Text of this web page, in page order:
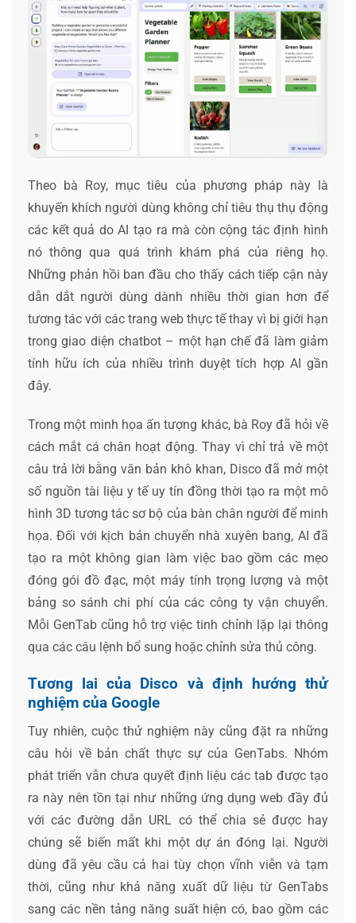
Theo bà Roy, mục tiêu của phương pháp này là
khuyến khích người dùng không chỉ tiêu thụ thụ động
các kết quả do AI tạo ra mà còn cộng tác định hình
nó thông qua quá trình khám phá của riêng họ.
Những phản hồi ban đầu cho thấy cách tiếp cận này
dẫn dắt người dùng dành nhiều thời gian hơn để
tương tác với các trang web thực tế thay vì bị giới hạn
trong giao diện chatbot – một hạn chế đã làm giảm
tính hữu ích của nhiều trình duyệt tích hợp AI gần
đây.
Trong một minh họa ấn tượng khác, bà Roy đã hỏi về
cách mắt cá chân hoạt động. Thay vì chỉ trả về một
câu trả lời bằng văn bản khô khan, Disco đã mở một
số nguồn tài liệu y tế uy tín đồng thời tạo ra một mô
hình 3D tương tác sơ bộ của bàn chân người để minh
họa. Đối với kịch bản chuyển nhà xuyên bang, AI đã
tạo ra một không gian làm việc bao gồm các mẹo
đóng gói đồ đạc, một máy tính trọng lượng và một
bảng so sánh chi phí của các công ty vận chuyển.
Mỗi GenTab cũng hỗ trợ việc tinh chỉnh lặp lại thông
qua các câu lệnh bổ sung hoặc chỉnh sửa thủ công.
Tương lai của Disco và định hướng thử
nghiệm của Google
Tuy nhiên, cuộc thử nghiệm này cũng đặt ra những
câu hỏi về bản chất thực sự của GenTabs. Nhóm
phát triển vẫn chưa quyết định liệu các tab được tạo
ra này nên tồn tại như những ứng dụng web đầy đủ
với các đường dẫn URL có thể chia sẻ được hay
chúng sẽ biến mất khi một dự án đóng lại. Người
dùng đã yêu cầu cả hai tùy chọn vĩnh viễn và tạm
thời, cũng như khả năng xuất dữ liệu từ GenTabs
sang các nền tảng năng suất hiện có, bao gồm các